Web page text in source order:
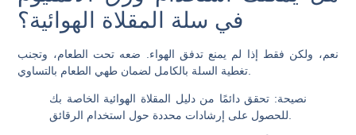
في سلة المقلاة الهوائية؟
نعم، ولكن فقط إذا لم يمنع تدفق الهواء. ضعه تحت الطعام، وتجنب
نصيحة: تحقق دائمًا من دليل المقلاة الهوائية الخاصة بك
للحصول على إرشادات محددة حول استخدام الرقائق.